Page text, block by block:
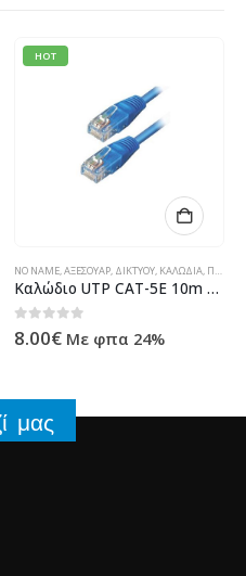
ΥΠΟΛΟΓΙΣΤΈΣ - ΗΛΕΚΤΡΟΝΙΚΆ
HOT
NO NAME,ΑΞΕΣΟΥΆΡ, ΔΙΚΤΎΟΥ, ΚΑΛΏΔΙΑ, ΠΡΟΪΌΝΤΑ TECHNOSHOP
Καλώδιο UTP CAT-5E 10m Blue
0out of 5
8.00€ Με φπα 24%
μας